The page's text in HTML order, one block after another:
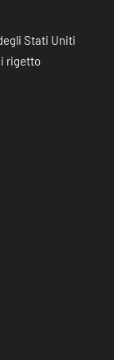
Stati Uniti
rigetto